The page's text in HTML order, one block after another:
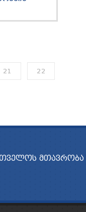
21
22
ᲛᲗᲐᲕᲠᲝᲑᲐ